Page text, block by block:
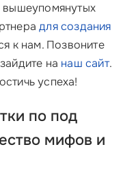
вышеупомянутых
для создания
к нам. Позвоните
на наш сайт.
успеха!
по под
мифов и